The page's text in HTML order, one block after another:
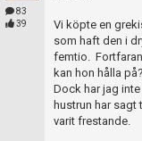
83
39
Vi köpte en
som haft den i
femtio.
kan hon hålla på?
Dock har jag
hustrun har
varit frestande.
Lösenord:
Terms of Service